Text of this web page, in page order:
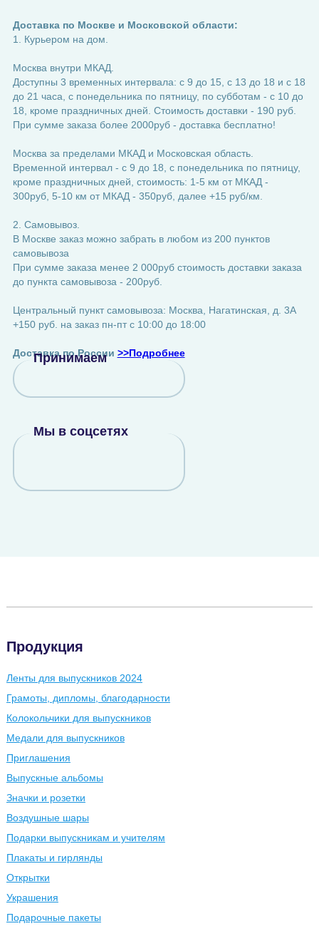
Доставка по Москве и Московской области:
1. Курьером на дом.
Москва внутри МКАД.
Доступны 3 временных интервала: с 9 до 15, с 13 до 18 и с 18
до 21 часа, с понедельника по пятницу, по субботам - с 10 до
18, кроме праздничных дней. Стоимость доставки - 190 руб.
При сумме заказа более 2000руб - доставка бесплатно!
Москва за пределами МКАД и Московская область.
Временной интервал - с 9 до 18, с понедельника по пятницу,
кроме праздничных дней, стоимость: 1-5 км от МКАД -
300руб, 5-10 км от МКАД - 350руб, далее +15 руб/км.
2. Самовывоз.
В Москве заказ можно забрать в любом из 200 пунктов
самовывоза
При сумме заказа менее 2 000руб стоимость доставки заказа
до пункта самовывоза - 200руб.
Центральный пункт самовывоза: Москва, Нагатинская, д. 3А
+150 руб. на заказ пн-пт с 10:00 до 18:00
Доставка по России >>Подробнее
Принимаем
Мы в соцсетях
Продукция
Ленты для выпускников 2024
Грамоты, дипломы, благодарности
Колокольчики для выпускников
Медали для выпускников
Приглашения
Выпускные альбомы
Значки и розетки
Воздушные шары
Подарки выпускникам и учителям
Плакаты и гирлянды
Открытки
Украшения
Подарочные пакеты